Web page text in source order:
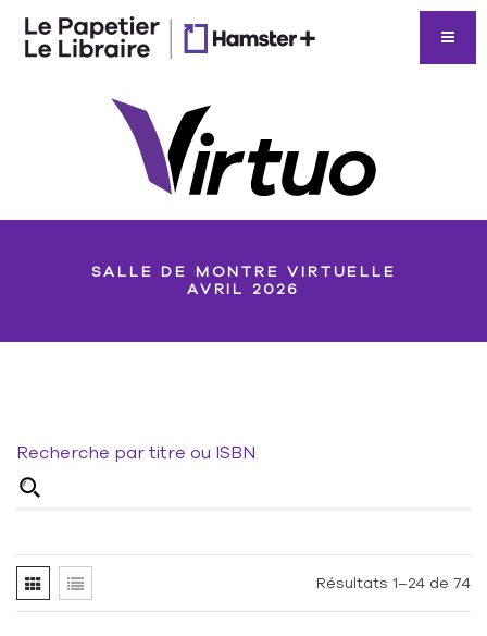
SALLE DE MONTRE VIRTUELLE
AVRIL 2026
Recherche par titre ou ISBN
Résultats 1–24 de 74